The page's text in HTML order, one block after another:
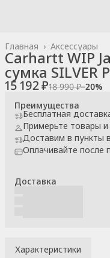
Аксессуары
Главная ›
Carhartt WIP
сумка SILVER
15 192 ₽18 990 ₽−20%
Преимущества
Бесплатная
Примерьте товары
Доставим в пункты
Оплачивайте после
Доставка
Характеристики